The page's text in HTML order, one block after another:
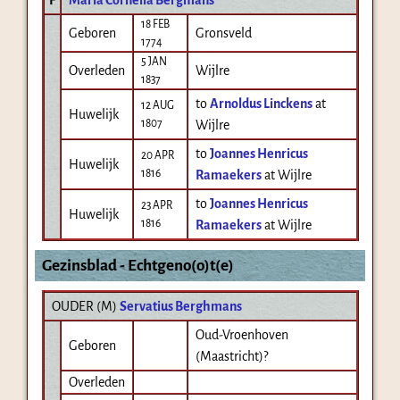
Geboren
18 FEB
1774
Gronsveld
Overleden
5 JAN
1837
Wijlre
Huwelijk
12 AUG
1807
toArnoldus Linckens at
Wijlre
Huwelijk
20 APR
1816
toJoannes Henricus
Ramaekers at Wijlre
Huwelijk
23 APR
1816
toJoannes Henricus
Ramaekers at Wijlre
Gezinsblad - Echtgeno(o)t(e)
OUDER (M) Servatius Berghmans
Geboren
Oud-Vroenhoven
(Maastricht)?
Overleden